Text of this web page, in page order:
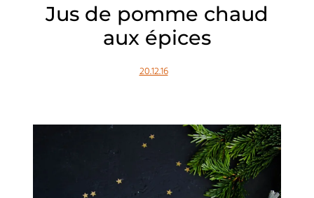
Jus de pomme chaud
aux épices
20.12.16